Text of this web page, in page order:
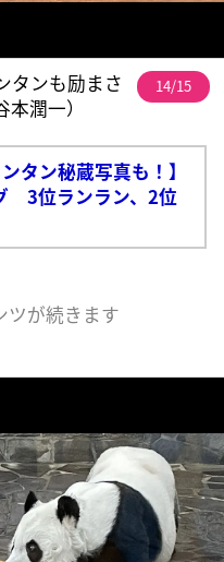
タンも励まさ
潤一）
14/15
ンタン秘蔵写真も！】
3位ランラン、2位
ツが続きます